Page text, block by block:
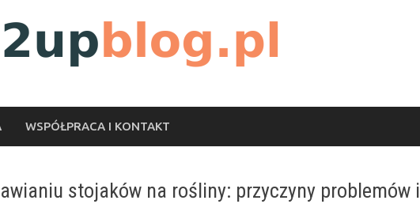
WSPÓŁPRACA I KONTAKT
stojaków na rośliny: przyczyny problemów i